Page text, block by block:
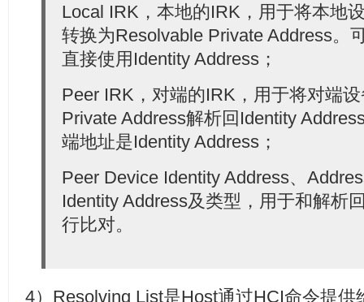
Local IRK，本地的IRK，用于将本地
转换为Resolvable Private Address。
直接使用Identity Address；
Peer IRK，对端的IRK，用于将对端
Private Address解析回Identity
端地址是Identity Address；
Peer Device Identity Address、
Identity Address及类型，用于和解析
行比对。
4）Resolving List是Host通过HCI命令提供